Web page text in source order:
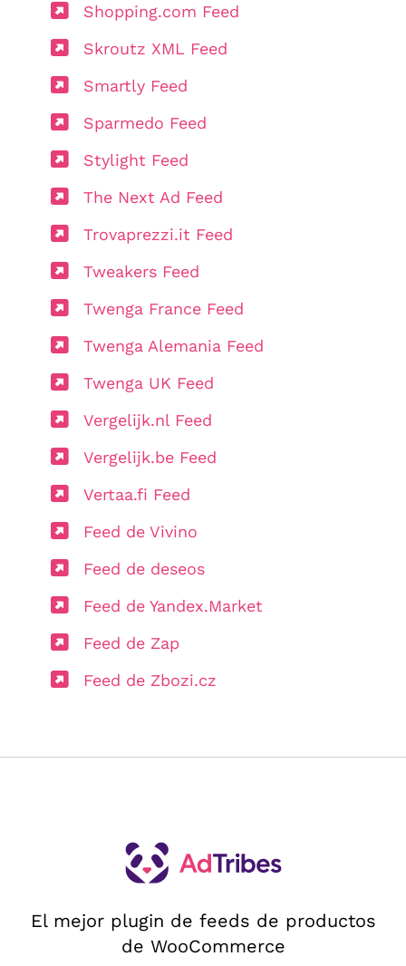
Shopping.com Feed
Skroutz XML Feed
Smartly Feed
Sparmedo Feed
Stylight Feed
The Next Ad Feed
Trovaprezzi.it Feed
Tweakers Feed
Twenga France Feed
Twenga Alemania Feed
Twenga UK Feed
Vergelijk.nl Feed
Vergelijk.be Feed
Vertaa.fi Feed
Feed de Vivino
Feed de deseos
Feed de Yandex.Market
Feed de Zap
Feed de Zbozi.cz
El mejor plugin de feeds de productos
de WooCommerce